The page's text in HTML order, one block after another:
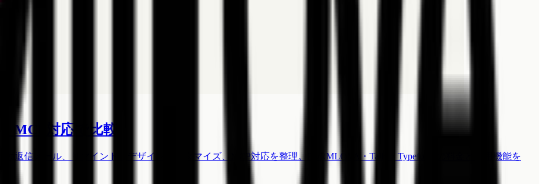
MCP対応で比較
返信メール、リマインド、デザインカスタマイズ、MCP対応を整理。FORMLOVA・Tally・Typeform の料金と運用機能を